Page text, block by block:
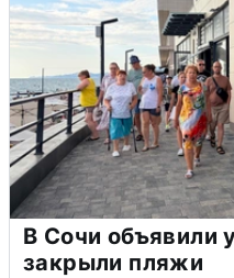
В Сочи объявили
закрыли пляжи